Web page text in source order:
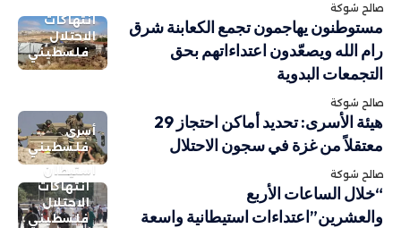
صالح شوكة
انتهاكات
الاحتلال
فلسطيني
مستوطنون يهاجمون تجمع الكعابنة شرق
رام الله ويصعّدون اعتداءاتهم بحق
التجمعات البدوية
صالح شوكة
أسرى
فلسطيني
هيئة الأسرى: تحديد أماكن احتجاز 29
معتقلاً من غزة في سجون الاحتلال
صالح شوكة
استيطان
انتهاكات
الاحتلال
فلسطيني
“خلال الساعات الأربع
والعشرين”اعتداءات استيطانية واسعة